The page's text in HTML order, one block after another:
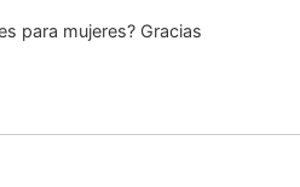
para mujeres? Gracias